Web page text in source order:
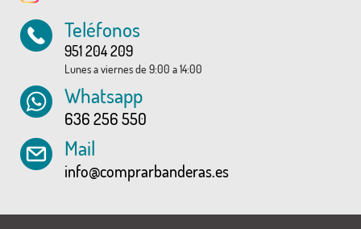
Teléfonos
951 204 209
Lunes a viernes de 9:00 a 14:00
Whatsapp
636 256 550
Mail
info@comprarbanderas.es